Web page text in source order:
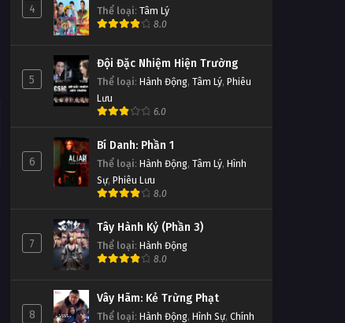
4 Thể loại: Tâm Lý
8.0
5
Đội Đặc Nhiệm Hiện Trường
Thể loại: Hành Động, Tâm Lý, Phiêu
Lưu
6.0
6
Bí Danh: Phần 1
Thể loại: Hành Động, Tâm Lý, Hình
Sự, Phiêu Lưu
8.0
7
Tây Hành Kỷ (Phần 3)
Thể loại: Hành Động
8.0
8
Vây Hãm: Kẻ Trừng Phạt
Thể loại: Hành Động, Hình Sự, Chính